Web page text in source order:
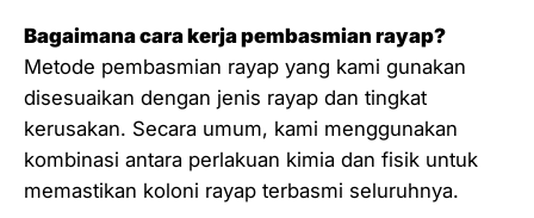
Bagaimana cara kerja pembasmian rayap?
Metode pembasmian rayap yang kami gunakan
disesuaikan dengan jenis rayap dan tingkat
kerusakan. Secara umum, kami menggunakan
kombinasi antara perlakuan kimia dan fisik untuk
memastikan koloni rayap terbasmi seluruhnya.